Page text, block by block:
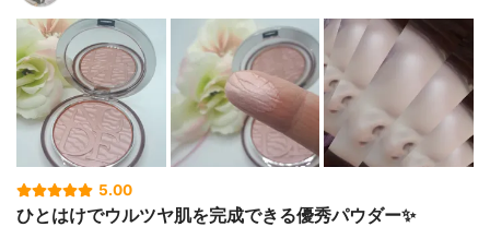
5.00
ひとはけでウルツヤ肌を完成できる優秀パウダー✨